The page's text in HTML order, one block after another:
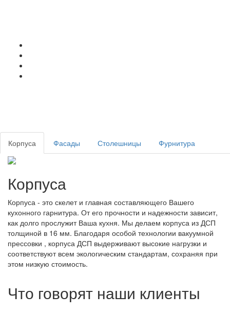
Корпуса Фасады Столешницы Фурнитура
Корпуса
Корпуса - это скелет и главная составляющего Вашего
кухонного гарнитура. От его прочности и надежности зависит,
как долго прослужит Ваша кухня. Мы делаем корпуса из ДСП
толщиной в 16 мм. Благодаря особой технологии вакуумной
прессовки , корпуса ДСП выдерживают высокие нагрузки и
соответствуют всем экологическим стандартам, сохраняя при
этом низкую стоимость.
Что говорят наши клиенты